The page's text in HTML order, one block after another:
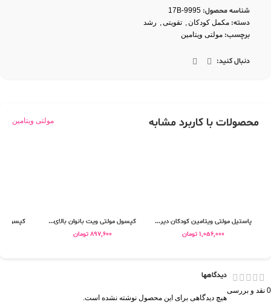
شناسه محصول: 17B-9995
دسته: مکمل کودکان, تقویتی, رشد
برچسب: مولتی ویتامین
دنبال کنید:
محصولات با کاربرد مشابه مولتی ویتامین
پاستیل مولتی ویتامین کودکان دیر...
1,056,000 تومان
کپسول مولتی ویت بانوان بالای...
897,600 تومان
کپسول
0 نقد و بررسی
دیدگاهها
هیچ دیدگاهی برای این محصول نوشته نشده است.